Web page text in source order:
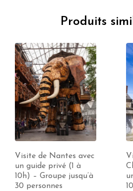
Produits
Visite de Nantes avec
un guide privé (1 à
10h) – Groupe jusqu’à
30 personnes